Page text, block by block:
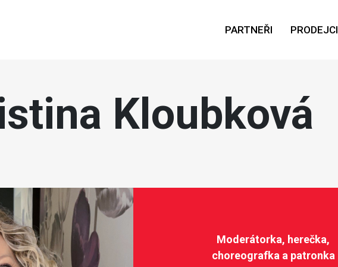
PARTNEŘI PRODEJCI
Kloubková
Moderátorka, herečka,
choreografka a patronka